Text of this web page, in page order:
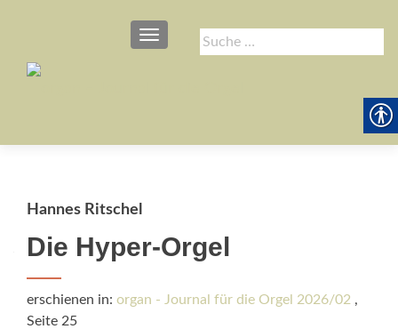
Suche
nach:
SCHALTE NAVIGATION
Hannes Ritschel
Die Hyper-Orgel
erschienen in: organ - Journal für die Orgel 2026/02 ,
Seite 25